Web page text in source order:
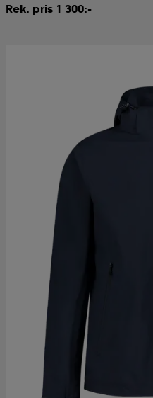
Rek. pris 1 300:-